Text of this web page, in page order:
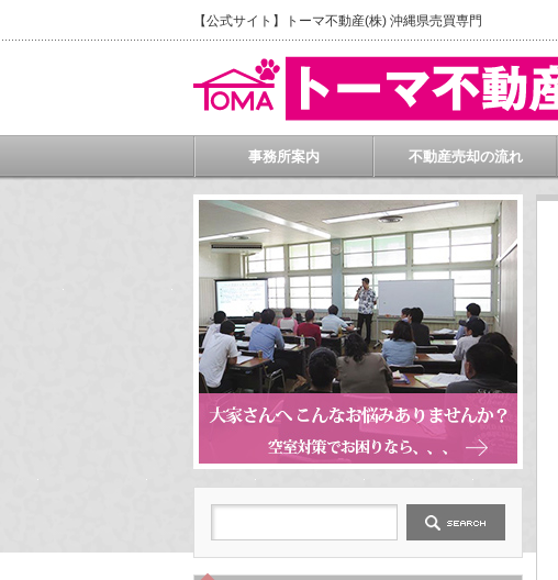
【公式サイト】トーマ不動産(株) 沖縄県売買専門
事務所案内 不動産売却の流れ